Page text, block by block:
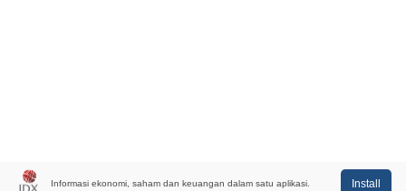
Informasi ekonomi, saham dan keuangan dalam satu aplikasi. Install